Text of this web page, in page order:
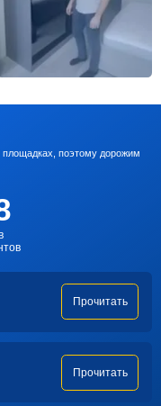
поэтому дорожим
Прочитать
Прочитать